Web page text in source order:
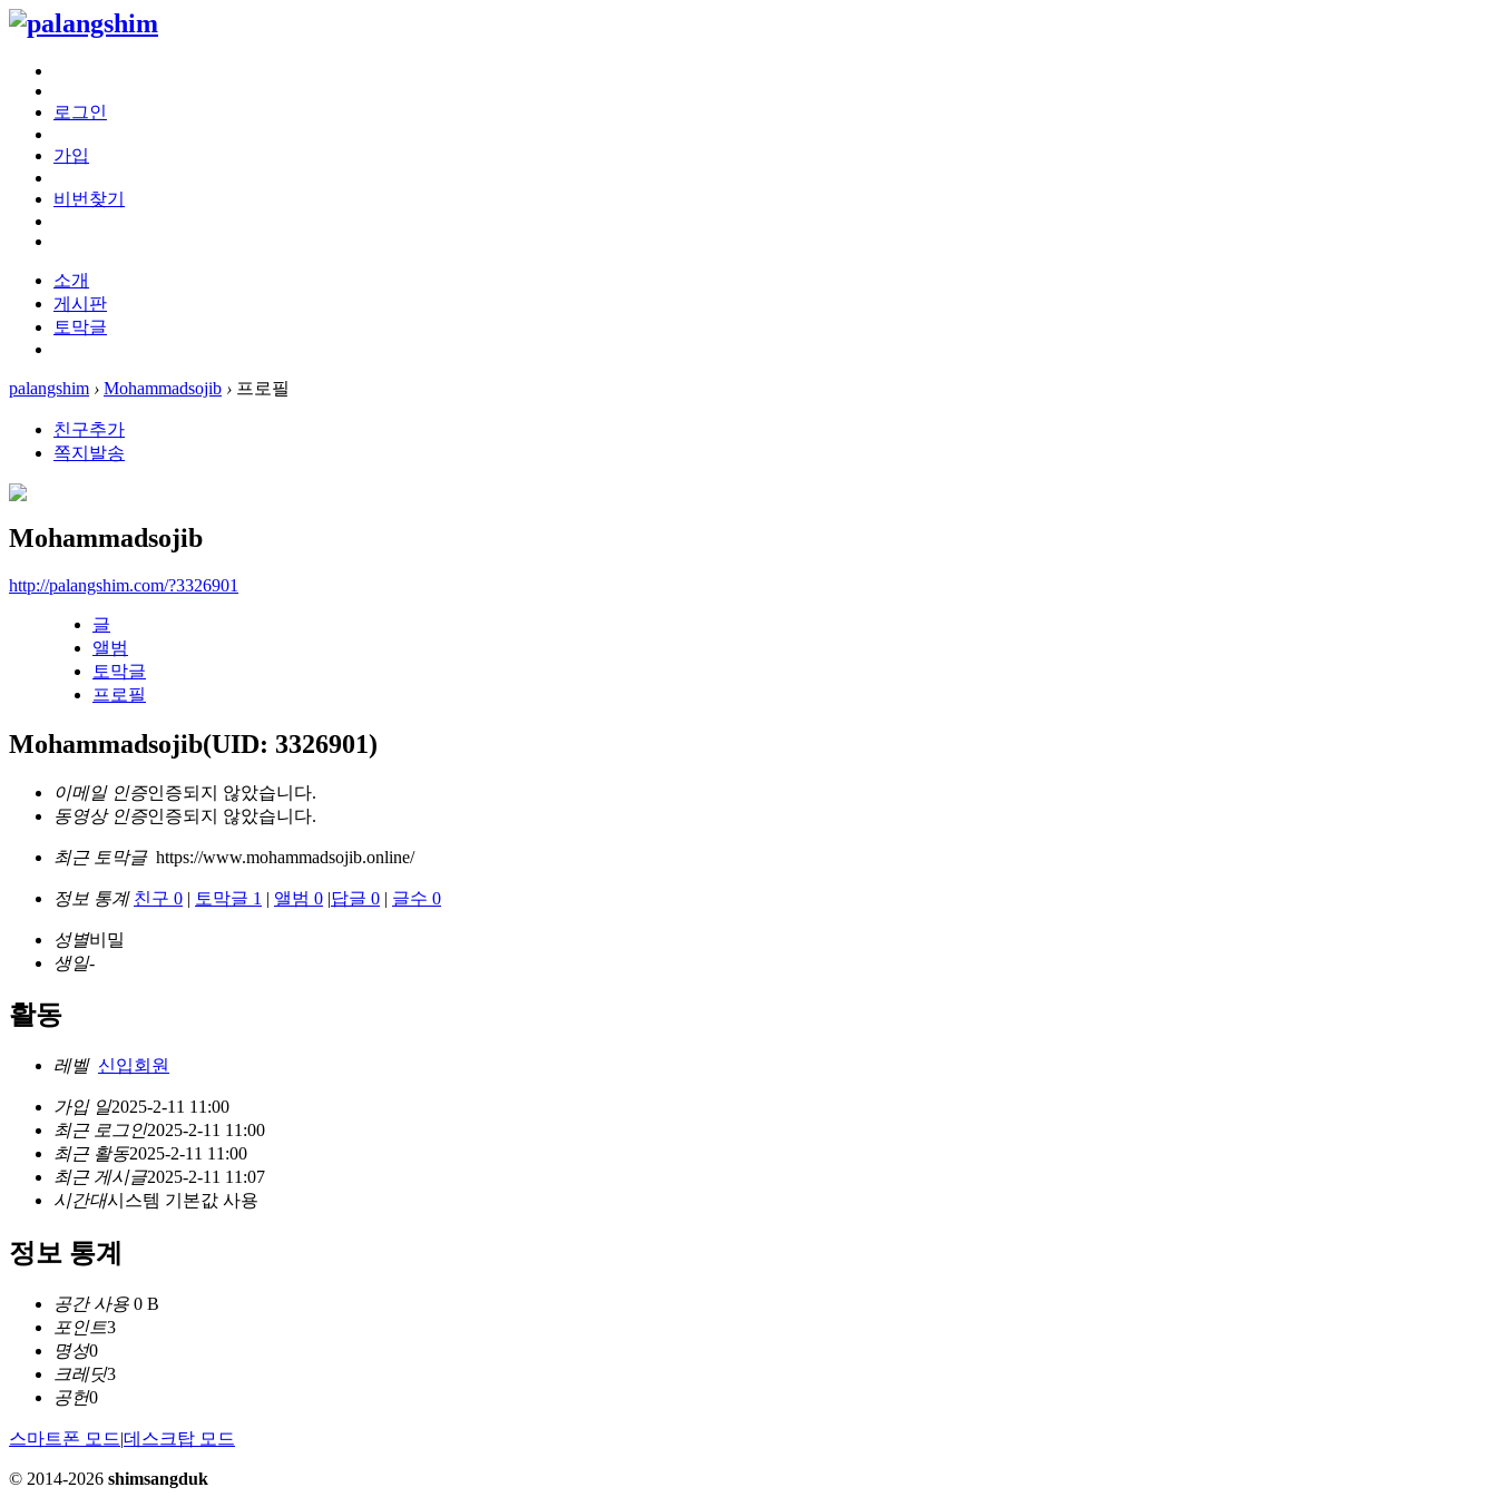
로그인
가입
비번찾기
소개
게시판
토막글
palangshim › Mohammadsojib › 프로필
친구추가
쪽지발송
Mohammadsojib
http://palangshim.com/?3326901
글
앨범
토막글
프로필
Mohammadsojib(UID: 3326901)
이메일 인증인증되지 않았습니다.
동영상 인증인증되지 않았습니다.
최근 토막글 https://www.mohammadsojib.online/
정보 통계 친구 0 | 토막글 1 | 앨범 0 |답글 0 | 글수 0
성별비밀
생일-
활동
레벨 신입회원
가입 일2025-2-11 11:00
최근 로그인2025-2-11 11:00
최근 활동2025-2-11 11:00
최근 게시글2025-2-11 11:07
시간대시스템 기본값 사용
정보 통계
공간 사용 0 B
포인트3
명성0
크레딧3
공헌0
스마트폰 모드|데스크탑 모드
© 2014-2026 shimsangduk